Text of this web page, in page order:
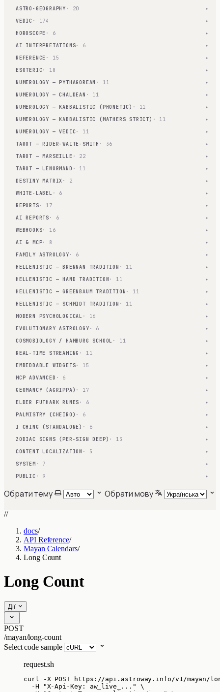
ASTRO-GEOGRAPHY · 20 ▾
VEDIC · 174 ▾
HOROSCOPE · 6 ▾
AI INTERPRETATIONS· 6 ▾
REFERENCE · 15 ▾
ESOTERIC· 18 ▾
NUMEROLOGY — PYTHAGOREAN · 11 ▾
NUMEROLOGY — CHALDEAN · 11 ▾
NUMEROLOGY — KABBALISTIC (PHONETIC) · 11 ▾
NUMEROLOGY — KABBALISTIC (MATHERS STRICT) · 11 ▾
NUMEROLOGY — VEDIC· 11 ▾
TAROT — RIDER-WAITE-SMITH · 36 ▾
TAROT — MARSEILLE · 22 ▾
TAROT — LENORMAND · 11 ▾
DESTINY MATRIX · 2 ▾
WHITE-LABEL · 6 ▾
REPORTS · 17 ▾
AI REPORTS · 6 ▾
WEBHOOKS· 16 ▾
AI & MCP· 8 ▾
FAMILY ASTROLOGY · 6 ▾
HELLENISTIC — BRENNAN TRADITION · 11 ▾
HELLENISTIC — HAND TRADITION · 11 ▾
HELLENISTIC — GREENBAUM TRADITION · 11 ▾
HELLENISTIC — SCHMIDT TRADITION · 11 ▾
MODERN PSYCHOLOGICAL · 16 ▾
EVOLUTIONARY ASTROLOGY · 6 ▾
COSMOBIOLOGY / HAMBURG SCHOOL · 11 ▾
REAL-TIME STREAMING · 11 ▾
EMBEDDABLE WIDGETS· 15 ▾
MCP ADVANCED · 6 ▾
GEOMANCY (AGRIPPA) · 17 ▾
ELDER FUTHARK RUNES · 6 ▾
PALMISTRY (CHEIRO) · 6 ▾
I CHING (STANDALONE) · 6 ▾
ZODIAC SIGNS (PER-SIGN DEEP) · 13 ▾
CONTENT LOCALIZATION · 5 ▾
SYSTEM · 7 ▾
PUBLIC · 9 ▾
Обрати тему Обрати мову
//
docs/
API Reference/
Mayan Calendars/
Long Count
Long Count
Дії
POST
/mayan/long-count
Select code sample
request.sh
curl -X POST
https://api.astroway.info/v1/mayan/
-H
"X-Api-Key: aw_live_... "
\